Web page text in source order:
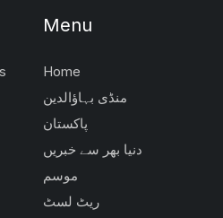
Menu
Home
منڈی بہاؤالدین
پاکستان
دنیا بھر سے خبریں
موسم
ریٹ لسٹ